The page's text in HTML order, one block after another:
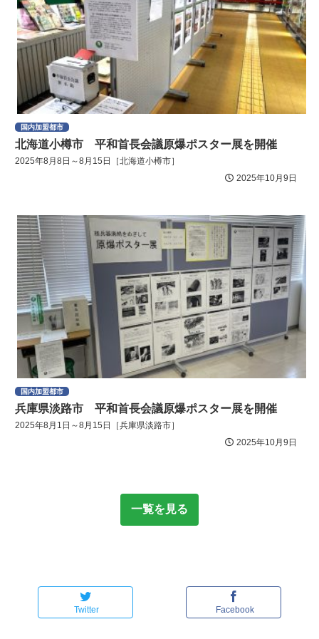
国内加盟都市
北海道小樽市 平和首長会議原爆ポスター展を開催
2025年8月8日～8月15日［北海道小樽市］
2025年10月9日
国内加盟都市
兵庫県淡路市 平和首長会議原爆ポスター展を開催
2025年8月1日～8月15日［兵庫県淡路市］
2025年10月9日
一覧を見る
Twitter Facebook